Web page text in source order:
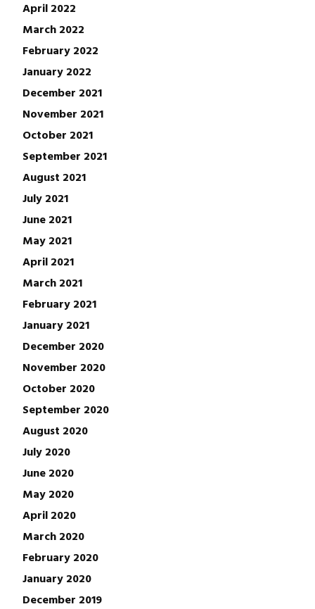
April 2022
March 2022
February 2022
January 2022
December 2021
November 2021
October 2021
September 2021
August 2021
July 2021
June 2021
May 2021
April 2021
March 2021
February 2021
January 2021
December 2020
November 2020
October 2020
September 2020
August 2020
July 2020
June 2020
May 2020
April 2020
March 2020
February 2020
January 2020
December 2019